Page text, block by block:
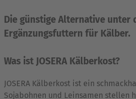
Die günstige Alternative unter
Ergänzungsfuttern für Kälber.
Was ist JOSERA Kälberkost?
JOSERA Kälberkost ist ein
Sojabohnen und Leinsamen stellen